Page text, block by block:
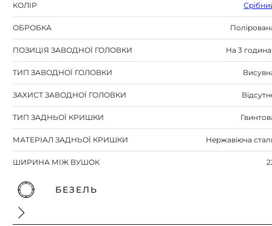
КОЛІР
ОБРОБКА
ПОЗИЦІЯ ЗАВОДНОЇ ГОЛОВКИ На 3
ТИП ЗАВОДНОЇ ГОЛОВКИ
ЗАХИСТ ЗАВОДНОЇ ГОЛОВКИ
ТИП ЗАДНЬОЇ КРИШКИ
МАТЕРІАЛ ЗАДНЬОЇ КРИШКИ Нержавіюча
ШИРИНА МІЖ ВУШОК
БЕЗЕЛЬ